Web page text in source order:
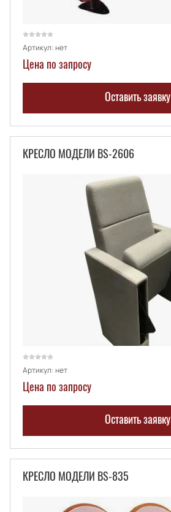
Артикул:нет
Цена по запросу
Оставить заявку
КРЕСЛО МОДЕЛИ BS-2606
Артикул:нет
Цена по запросу
Оставить заявку
КРЕСЛО МОДЕЛИ BS-835